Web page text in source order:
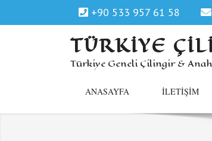
+90 533 957 61 58
TÜRKIYE
Türkiye Geneli Çilingir &
ANASAYFA İLETIŞIM